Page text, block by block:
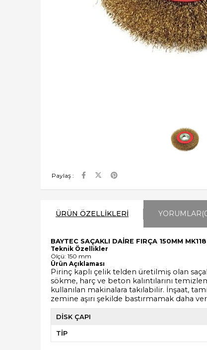
Paylaş :
ÜRÜN ÖZELLIKLERI YORUMLAR
BAYTEC SAÇAKLI DAİRE FIRÇA 150MM
Teknik Özellikler
Ölçü: 150 mm
Ürün Açıklaması
Pirinç kaplı çelik telden üretilmiş olan
sökme, harç ve beton kalıntılarını
kullanılan makinalara takılabilir. İnşaat,
zemine aşırı şekilde bastırmamak daha
DİSK ÇAPI
TİP